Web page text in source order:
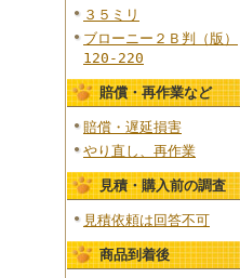
３５ミリ
ブローニー２Ｂ判（版）
120-220
賠償・再作業など
賠償・遅延損害
やり直し、再作業
見積・購入前の調査
見積依頼は回答不可
商品到着後